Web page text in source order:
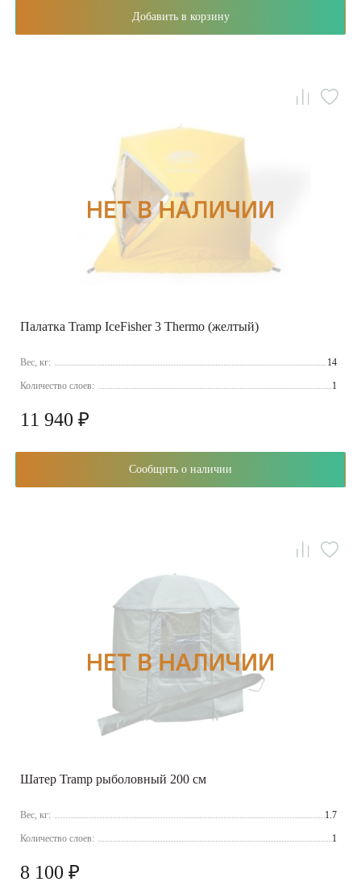
Добавить в корзину
Палатка Tramp IceFisher 3 Thermo (желтый)
Вес, кг: 14
Количество слоев: 1
11 940 ₽
Сообщить о наличии
Шатер Tramp рыболовный 200 см
Вес, кг: 1.7
Количество слоев: 1
8 100 ₽